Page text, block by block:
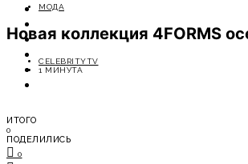
СОБЫТИЯ
МОДА
ЛИЧНОСТЬ
ОТДЫХ
МОДА
Новая коллекция 4FORMS
CELEBRITYTV
1 МИНУТА
ИТОГО
0
ПОДЕЛИЛИСЬ
0